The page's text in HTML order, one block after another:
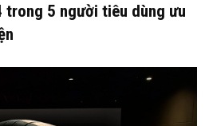
trong 5 người tiêu dùng ưu